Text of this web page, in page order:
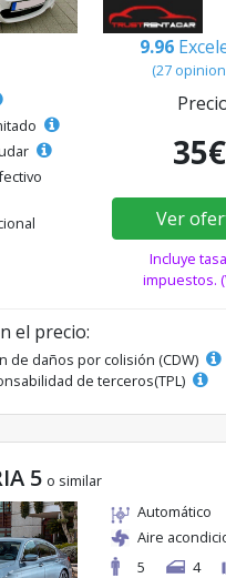
9.96
(27
Ver
Incluye
impuestos.
el precio:
de daños por colisión (CDW)
de terceros(TPL)
5 o similar
Automático
Aire
5
4